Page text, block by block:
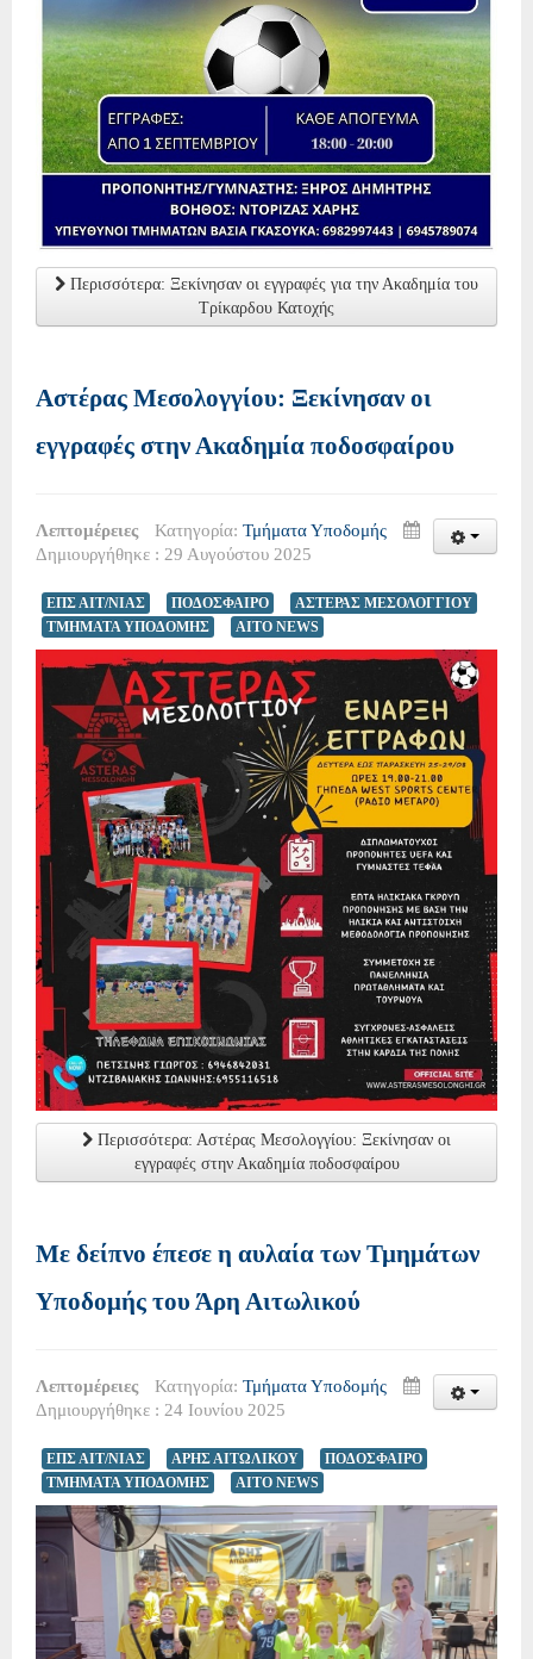
Περισσότερα: Ξεκίνησαν οι εγγραφές για την Ακαδημία του
Τρίκαρδου Κατοχής
Αστέρας Μεσολογγίου: Ξεκίνησαν οι
εγγραφές στην Ακαδημία ποδοσφαίρου
Λεπτομέρειες Κατηγορία: Τμήματα Υποδομής
Δημιουργήθηκε : 29 Αυγούστου 2025
ΕΠΣ ΑΙΤ/ΝΙΑΣ ΠΟΔΟΣΦΑΙΡΟ
ΑΣΤΕΡΑΣ ΜΕΣΟΛΟΓΓΙΟΥ
ΤΜΗΜΑΤΑ ΥΠΟΔΟΜΗΣ
AITO NEWS
Περισσότερα: Αστέρας Μεσολογγίου: Ξεκίνησαν οι
εγγραφές στην Ακαδημία ποδοσφαίρου
Με δείπνο έπεσε η αυλαία των Τμημάτων
Υποδομής του Άρη Αιτωλικού
Λεπτομέρειες Κατηγορία: Τμήματα Υποδομής
Δημιουργήθηκε : 24 Ιουνίου 2025
ΕΠΣ ΑΙΤ/ΝΙΑΣ ΑΡΗΣ ΑΙΤΩΛΙΚΟΥ
ΠΟΔΟΣΦΑΙΡΟ
ΤΜΗΜΑΤΑ ΥΠΟΔΟΜΗΣ
AITO NEWS